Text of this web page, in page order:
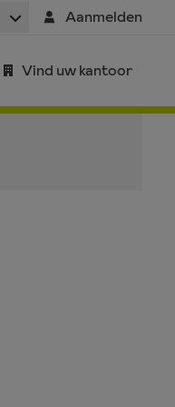
Aanmelden
Vind uw kantoor